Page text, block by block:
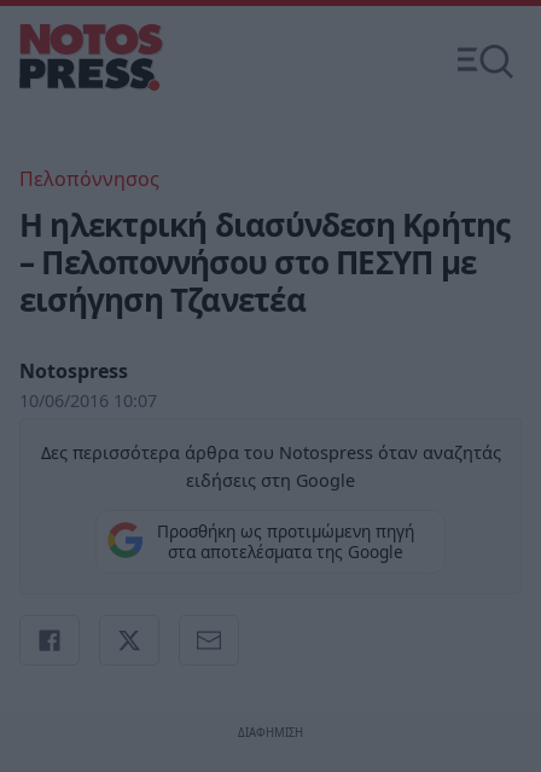
Πελοπόννησος
Η ηλεκτρική διασύνδεση Κρήτης
– Πελοποννήσου στο ΠΕΣΥΠ με
εισήγηση Τζανετέα
Notospress
10/06/2016 10:07
Δες περισσότερα άρθρα του Notospress όταν αναζητάς
ειδήσεις στη Google
Προσθήκη ως προτιμώμενη πηγή
στα αποτελέσματα της Google